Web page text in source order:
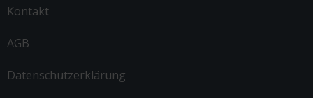
Kontakt
AGB
Datenschutzerklärung